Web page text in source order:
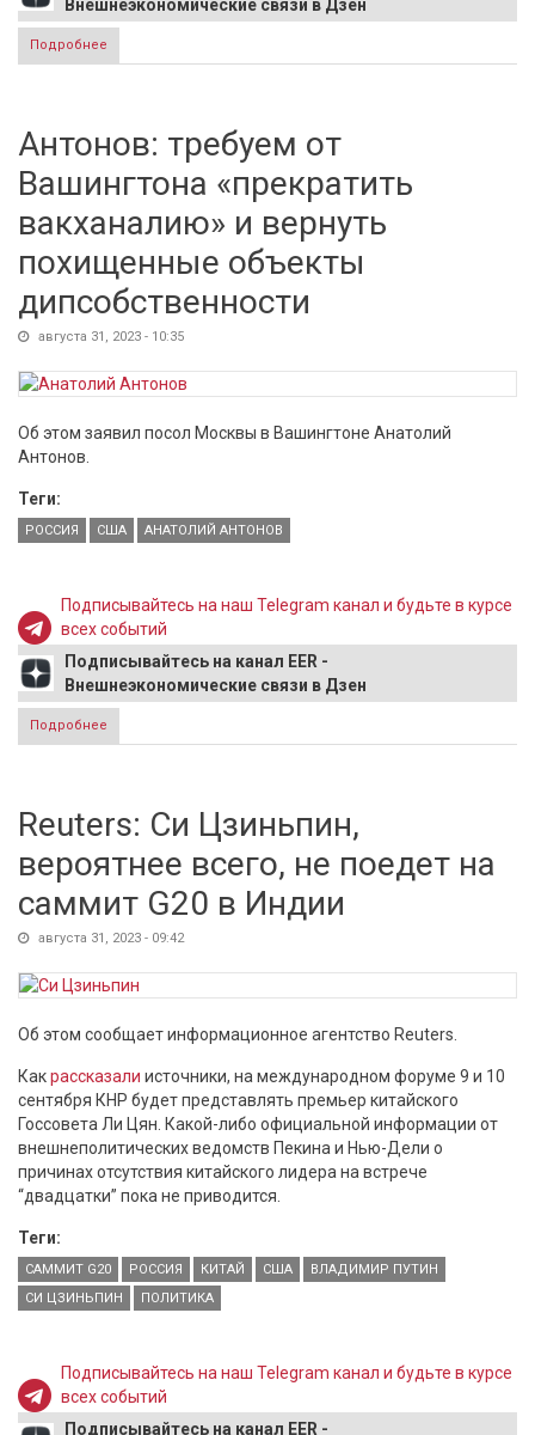
Внешнеэкономические связи в Дзен
Подробнее
Украины: "Люди сбежали. Страна не найдена"
Антонов: требуем от
Вашингтона «прекратить
вакханалию» и вернуть
похищенные объекты
дипсобственности
августа 31, 2023 - 10:35
Об этом заявил посол Москвы в Вашингтоне Анатолий
Антонов.
Теги:
РОССИЯ США АНАТОЛИЙ АНТОНОВ
Подписывайтесь на наш Telegram канал и будьте в курсе
всех событий
Подписывайтесь на канал EER -
Внешнеэкономические связи в Дзен
Подробнее
вакханалию» и вернуть похищенные объекты
Reuters: Си Цзиньпин,
вероятнее всего, не поедет на
саммит G20 в Индии
августа 31, 2023 - 09:42
Об этом сообщает информационное агентство Reuters.
Какрассказали источники, на международном форуме 9 и 10
сентября КНР будет представлять премьер китайского
Госсовета Ли Цян. Какой-либо официальной информации от
внешнеполитических ведомств Пекина и Нью-Дели о
причинах отсутствия китайского лидера на встрече
“двадцатки” пока не приводится.
Теги:
САММИТ G20 РОССИЯ КИТАЙ США
ВЛАДИМИР ПУТИН
СИ ЦЗИНЬПИН
ПОЛИТИКА
Подписывайтесь на наш Telegram канал и будьте в курсе
всех событий
Подписывайтесь на канал EER -